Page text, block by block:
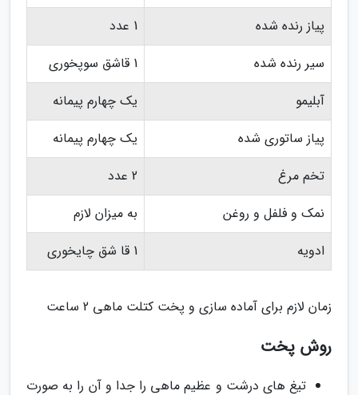
پیاز رنده شده
1 عدد
سیر رنده شده
1 قاشق سوپخوری
آبلیمو
یک چهارم پیمانه
پیاز ساتوری شده
یک چهارم پیمانه
تخم مرغ
2 عدد
نمک و فلفل و روغن
به میزان لازم
ادویه
1 قا شق چایخوری
زمان لازم برای آماده سازی و پخت کتلت ماهی 2 ساعت
روش پخت
تیغ های درشت و عظیم ماهی را جدا و آن را به صورت